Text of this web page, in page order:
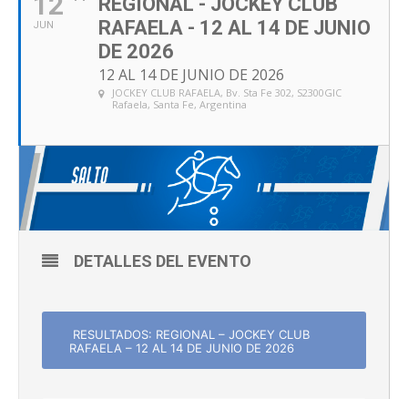
JUN
RAFAELA - 12 AL 14 DE JUNIO
DE 2026
12 AL 14 DE JUNIO DE 2026
JOCKEY CLUB RAFAELA, Bv. Sta Fe 302, S2300GIC
Rafaela, Santa Fe, Argentina
DETALLES DEL EVENTO
RESULTADOS: REGIONAL – JOCKEY CLUB
RAFAELA – 12 AL 14 DE JUNIO DE 2026